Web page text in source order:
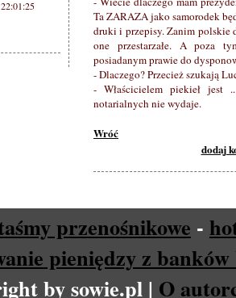
Ta ZARAZA jako samorodek
druki i przepisy. Zanim polskie
one przestarzałe. A poza
posiadanym prawie do
- Dlaczego? Przecież szukają
- Właścicielem piekieł jest
notarialnych nie wydaje.
Wróć
dodaj
przenośnikowe -
pieniędzy z banków
by sowie.pl | O